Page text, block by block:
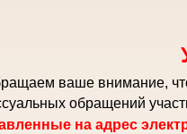
ваше внимание,
обращений
на адрес